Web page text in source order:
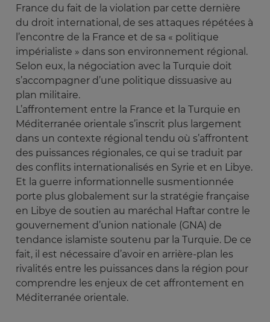
France du fait de la violation par cette dernière
du droit international, de ses attaques répétées à
l’encontre de la France et de sa « politique
impérialiste » dans son environnement régional.
Selon eux, la négociation avec la Turquie doit
s’accompagner d’une politique dissuasive au
plan militaire.
L’affrontement entre la France et la Turquie en
Méditerranée orientale s’inscrit plus largement
dans un contexte régional tendu où s’affrontent
des puissances régionales, ce qui se traduit par
des conflits internationalisés en Syrie et en Libye.
Et la guerre informationnelle susmentionnée
porte plus globalement sur la stratégie française
en Libye de soutien au maréchal Haftar contre le
gouvernement d’union nationale (GNA) de
tendance islamiste soutenu par la Turquie. De ce
fait, il est nécessaire d’avoir en arrière-plan les
rivalités entre les puissances dans la région pour
comprendre les enjeux de cet affrontement en
Méditerranée orientale.